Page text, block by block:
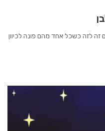
זה לזה כשכל אחד מהם פונה לכיוון